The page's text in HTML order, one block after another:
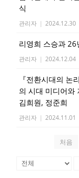
식
관리자 | 2024.12.30
리영희 스승과
관리자 | 2024.12.04
『전환시대의
의 시대 미디어와
김희원, 정준희
관리자 | 2024.11.01
처음